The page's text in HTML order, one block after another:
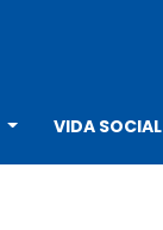
VIDA SOCIAL